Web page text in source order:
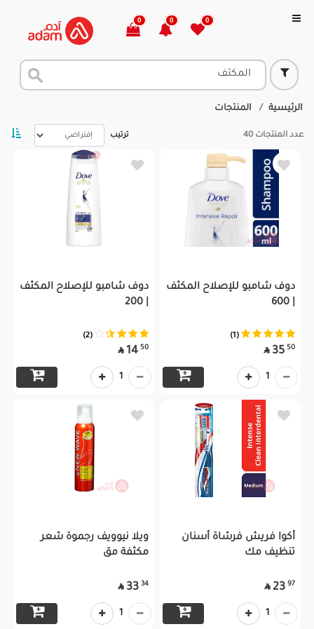
0
0
0
الرئيسية المنتجات
عدد المنتجات 40 ترتيب
دوف شامبو للإصلاح المكثف
(1)
50
35

1
دوف شامبو للإصلاح المكثف
(2)
50
14

1
أكوا فريش فرشاة أسنان
تنظيف مك
97
23

1
ويلا نيوويف رجموة شعر
مكثفة مق
34
33

1